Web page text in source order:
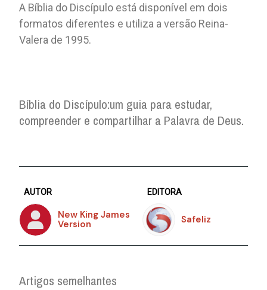
A Bíblia do Discípulo está disponível em dois
formatos diferentes e utiliza a versão Reina-
Valera de 1995.
Bíblia do Discípulo:um guia para estudar,
compreender e compartilhar a Palavra de Deus.
AUTOR
New King James
Version
EDITORA
Safeliz
Artigos semelhantes